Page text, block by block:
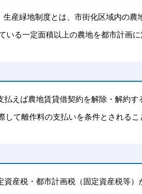
緑地制度とは、市街化区域内の農
いる一定面積以上の農地を都市計画
えば農地賃貸借契約を解除・解約す
て離作料の支払いを条件とされる
産税・都市計画税（固定資産税等）